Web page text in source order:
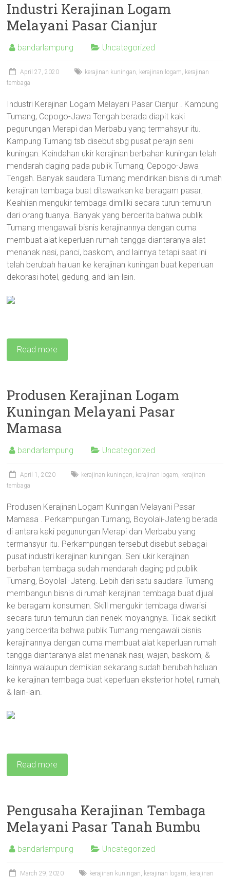
Industri Kerajinan Logam
Melayani Pasar Cianjur
bandarlampung Uncategorized
April 27, 2020 kerajinan kuningan, kerajinan logam, kerajinan
tembaga
Industri Kerajinan Logam Melayani Pasar Cianjur . Kampung
Tumang, Cepogo-Jawa Tengah berada diapit kaki
pegunungan Merapi dan Merbabu yang termahsyur itu.
Kampung Tumang tsb disebut sbg pusat perajin seni
kuningan. Keindahan ukir kerajinan berbahan kuningan telah
mendarah daging pada publik Tumang, Cepogo-Jawa
Tengah. Banyak saudara Tumang mendirikan bisnis di rumah
kerajinan tembaga buat ditawarkan ke beragam pasar.
Keahlian mengukir tembaga dimiliki secara turun-temurun
dari orang tuanya. Banyak yang bercerita bahwa publik
Tumang mengawali bisnis kerajinannya dengan cuma
membuat alat keperluan rumah tangga diantaranya alat
menanak nasi, panci, baskom, and lainnya tetapi saat ini
telah berubah haluan ke kerajinan kuningan buat keperluan
dekorasi hotel, gedung, and lain-lain.
Read more
Produsen Kerajinan Logam
Kuningan Melayani Pasar
Mamasa
bandarlampung Uncategorized
April 1, 2020 kerajinan kuningan, kerajinan logam, kerajinan
tembaga
Produsen Kerajinan Logam Kuningan Melayani Pasar
Mamasa . Perkampungan Tumang, Boyolali-Jateng berada
di antara kaki pegunungan Merapi dan Merbabu yang
termahsyur itu. Perkampungan tersebut disebut sebagai
pusat industri kerajinan kuningan. Seni ukir kerajinan
berbahan tembaga sudah mendarah daging pd publik
Tumang, Boyolali-Jateng. Lebih dari satu saudara Tumang
membangun bisnis di rumah kerajinan tembaga buat dijual
ke beragam konsumen. Skill mengukir tembaga diwarisi
secara turun-temurun dari nenek moyangnya. Tidak sedikit
yang bercerita bahwa publik Tumang mengawali bisnis
kerajinannya dengan cuma membuat alat keperluan rumah
tangga diantaranya alat menanak nasi, wajan, baskom, &
lainnya walaupun demikian sekarang sudah berubah haluan
ke kerajinan tembaga buat keperluan eksterior hotel, rumah,
& lain-lain.
Read more
Pengusaha Kerajinan Tembaga
Melayani Pasar Tanah Bumbu
bandarlampung Uncategorized
March 29, 2020 kerajinan kuningan, kerajinan logam, kerajinan